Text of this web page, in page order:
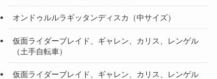
オンドゥルルラギッタンディスカ（中サイズ）
仮面ライダーブレイド、ギャレン、カリス、レンゲル
（土手自転車）
仮面ライダーブレイド、ギャレン、カリス、レンゲル